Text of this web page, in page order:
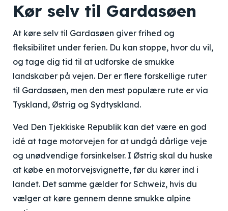
Kør selv til Gardasøen
At køre selv til Gardasøen giver frihed og
fleksibilitet under ferien. Du kan stoppe, hvor du vil,
og tage dig tid til at udforske de smukke
landskaber på vejen. Der er flere forskellige ruter
til Gardasøen, men den mest populære rute er via
Tyskland, Østrig og Sydtyskland.
Ved Den Tjekkiske Republik kan det være en god
idé at tage motorvejen for at undgå dårlige veje
og unødvendige forsinkelser. I Østrig skal du huske
at købe en motorvejsvignette, før du kører ind i
landet. Det samme gælder for Schweiz, hvis du
vælger at køre gennem denne smukke alpine